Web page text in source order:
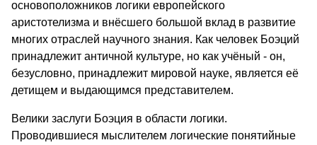
основоположников логики европейского
аристотелизма и внёсшего большой вклад в развитие
многих отраслей научного знания. Как человек Боэций
принадлежит античной культуре, но как учёный - он,
безусловно, принадлежит мировой науке, является её
детищем и выдающимся представителем.
Велики заслуги Боэция в области логики.
Проводившиеся мыслителем логические понятийные